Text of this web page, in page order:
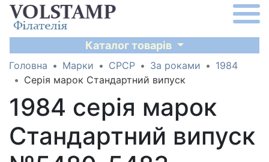
Каталог товарів
Головна Марки СРСР За роками
1984
Серія марок Стандартний випуск
1984 серія марок
Стандартний випуск